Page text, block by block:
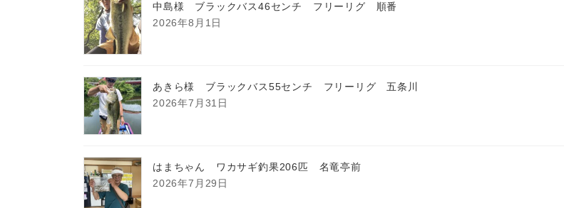
中島様 ブラックバス46センチ フリーリグ 順番
2026年8月1日
あきら様 ブラックバス55センチ フリーリグ 五条川
2026年7月31日
はまちゃん ワカサギ釣果206匹 名竜亭前
2026年7月29日